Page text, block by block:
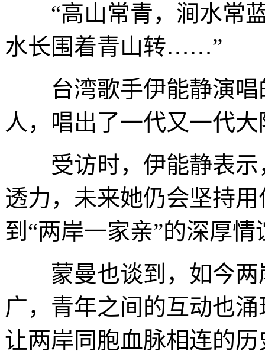
“高山常青，涧水常蓝
水长围着青山转……”
台湾歌手伊能静演唱
人，唱出了一代又一代
受访时，伊能静表示
透力，未来她仍会坚持
到“两岸一家亲”的深厚情
蒙曼也谈到，如今两
广，青年之间的互动也
让两岸同胞血脉相连的